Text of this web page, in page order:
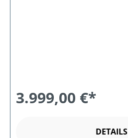
3.999,00 €*
DETAILS